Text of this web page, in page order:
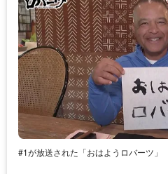
#1が放送された「おはようロバーツ」